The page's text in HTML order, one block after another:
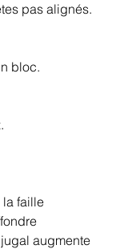
pas alignés.
bloc.
la faille
augmente